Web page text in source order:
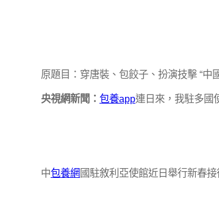
原題目：穿唐裝、包餃子、扮演技擊 “中
央視網新聞： 包養app連日來，我駐多國
中包養網 國駐敘利亞使館近日舉行新春接